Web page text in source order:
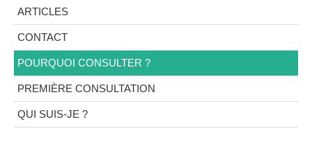
ARTICLES
CONTACT
POURQUOI CONSULTER ?
PREMIÈRE CONSULTATION
QUI SUIS-JE ?